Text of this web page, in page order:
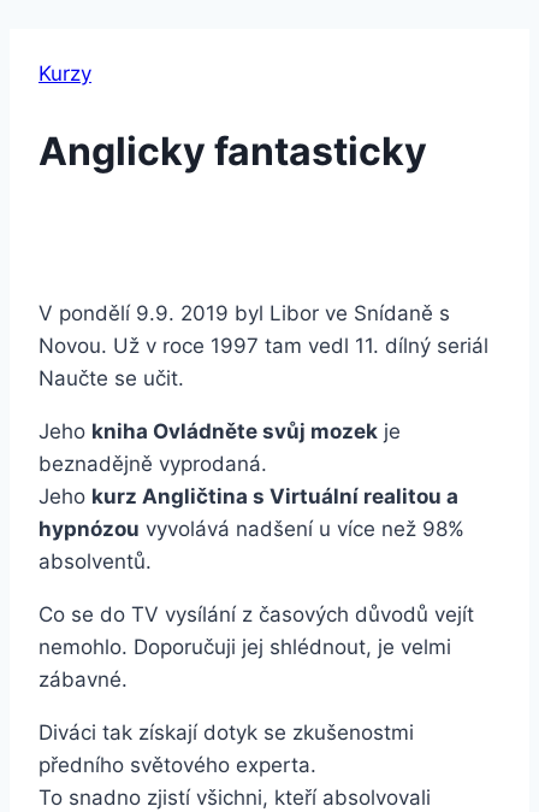
Kurzy
Anglicky fantasticky
V pondělí 9.9. 2019 byl Libor ve Snídaně s
Novou. Už v roce 1997 tam vedl 11. dílný seriál
Naučte se učit.
Jeho kniha Ovládněte svůj mozek je
beznadějně vyprodaná.
Jeho kurz Angličtina s Virtuální realitou a
hypnózou vyvolává nadšení u více než 98%
absolventů.
Co se do TV vysílání z časových důvodů vejít
nemohlo. Doporučuji jej shlédnout, je velmi
zábavné.
Diváci tak získají dotyk se zkušenostmi
předního světového experta.
To snadno zjistí všichni, kteří absolvovali